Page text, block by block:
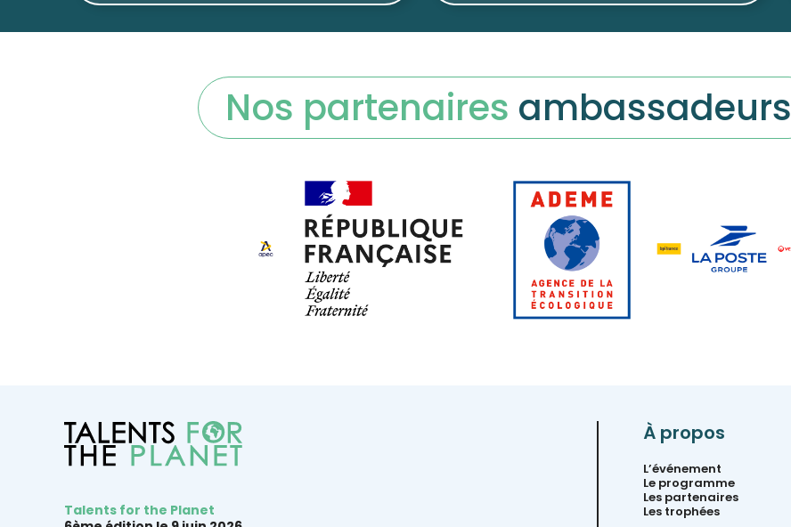
Nos partenaires ambassadeurs
Talents for the Planet
À propos
L’événement
Le programme
Les partenaires
Les trophées